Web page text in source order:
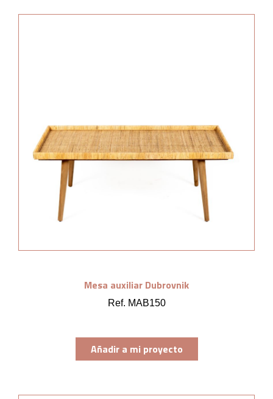
Mesa auxiliar Dubrovnik
Ref. MAB150
Añadir a mi proyecto